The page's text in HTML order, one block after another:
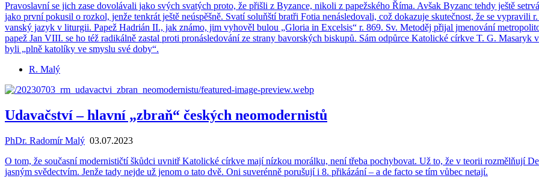
Pra­voslav­ní se jich zase do­vo­lá­va­li jako svých sva­tých proto, že při­šli z By­zan­ce, ni­ko­li z pa­pež­ské­ho Říma. Avšak By­zanc tehdy ještě
jako první po­ku­sil o rozkol, jenže ten­krát ještě ne­ú­spěš­ně. Svatí soluňští brat­ři Fotia ne­ná­sle­do­va­li, což do­ka­zu­je sku­teč­nost, že se
van­ský jazyk v li­tur­gii. Papež Had­ri­án II., jak známo, jim vy­ho­věl bulou „Glo­ria in Ex­cel­sis“ r. 869. Sv. Me­to­děj při­jal jme­no­vá­ní
papež Jan VIII. se ho též ra­di­kál­ně za­stal proti pro­ná­sle­do­vá­ní ze stra­ny ba­vor­ských bis­ku­pů. Sám od­půr­ce Ka­to­lic­ké církve T. G. Ma­sa­ryk
byli „plně ka­to­lí­ky ve smys­lu své doby“.
R. Malý
Udavačství – hlavní „zbraň“ českých neomodernistů
PhDr. Radomír Malý 03.07.2023
O tom, že sou­čas­ní mo­der­nis­tič­tí škůd­ci uvnitř Ka­to­lic­ké církve mají níz­kou mo­rál­ku, není třeba po­chy­bo­vat. Už to, že v te­o­rii roz­mělňují
jas­ným svě­dec­tvím. Jenže tady nejde už jenom o tato dvě. Oni su­ve­rén­ně po­ru­šu­jí i 8. při­ká­zá­ní – a de facto se tím vůbec ne­ta­jí.